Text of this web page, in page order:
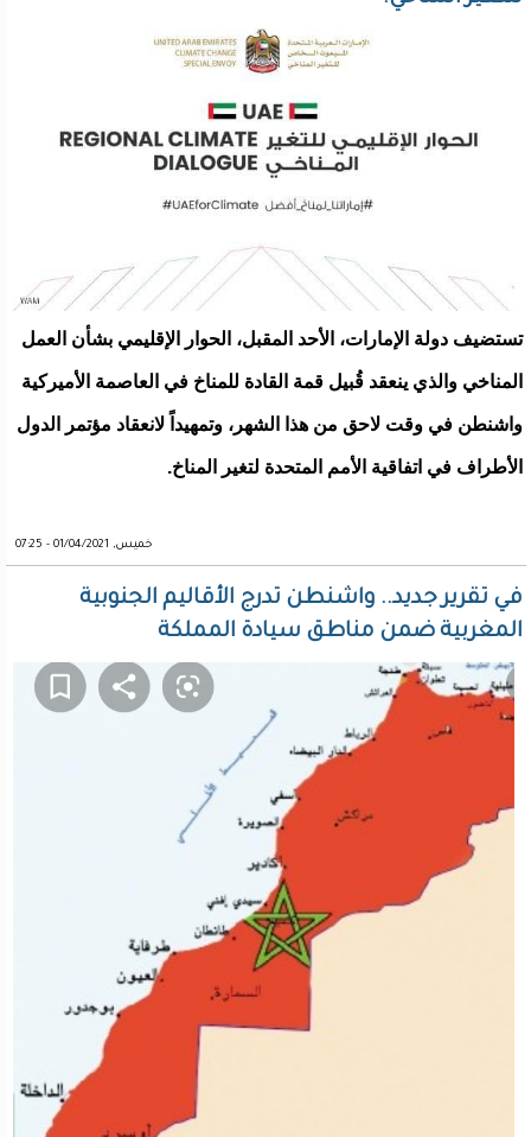
تستضيف دولة الإمارات، الأحد المقبل، الحوار الإقليمي بشأن العمل
المناخي والذي ينعقد قُبيل قمة القادة للمناخ في العاصمة الأميركية
واشنطن في وقت لاحق من هذا الشهر، وتمهيداً لانعقاد مؤتمر الدول
الأطراف في اتفاقية الأمم المتحدة لتغير المناخ.
خميس, 01/04/2021 - 07:25
في تقرير جديد.. واشنطن تدرج الأقاليم الجنوبية
المغربية ضمن مناطق سيادة المملكة